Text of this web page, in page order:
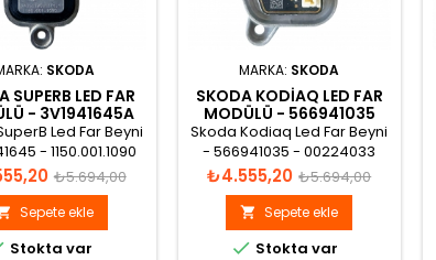
SKODA
SUPERB LED FAR
- 3V1941645A
Led Far Beyni
- 1150.001.1090
Normal
fiyat
₺5.694,00
Sepete ekle
Stokta var
MARKA: SKODA
SKODA KODIAQ LED FAR
MODÜLÜ - 566941035
Skoda Kodiaq Led Far Beyni
- 566941035 - 00224033
Fiyat
₺4.555,20 Normal
fiyat
₺5.694,00
 Sepete ekle
 Stokta var